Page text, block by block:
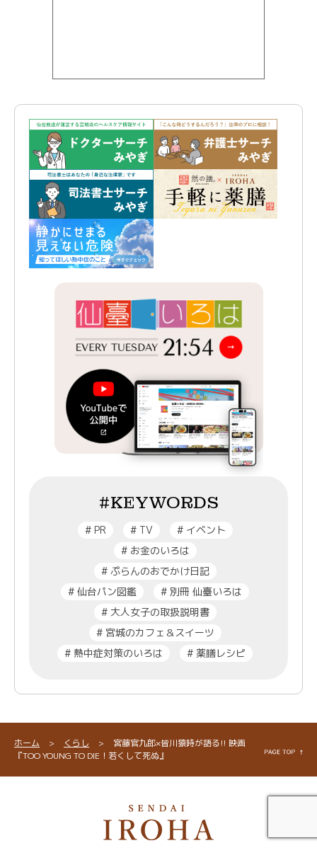
#KEYWORDS
#PR #TV #イベント
#お金のいろは
#ぷらんのおでかけ日記
# 仙台パン図鑑 # 別冊 仙臺いろは
#大人女子の取扱説明書
#宮城のカフェ＆スイーツ
# 熱中症対策のいろは # 薬膳レシピ
ホーム > くらし >
宮藤官九郎×皆川猿時が語る!! 映画
『TOO YOUNG TO DIE！若くして死ぬ』